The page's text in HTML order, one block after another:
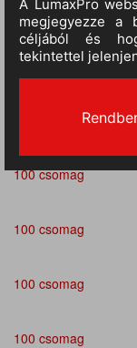
100 csomag
100 csomag
100 csomag
100 csomag
100 csomag
100 csomag
100 csomag